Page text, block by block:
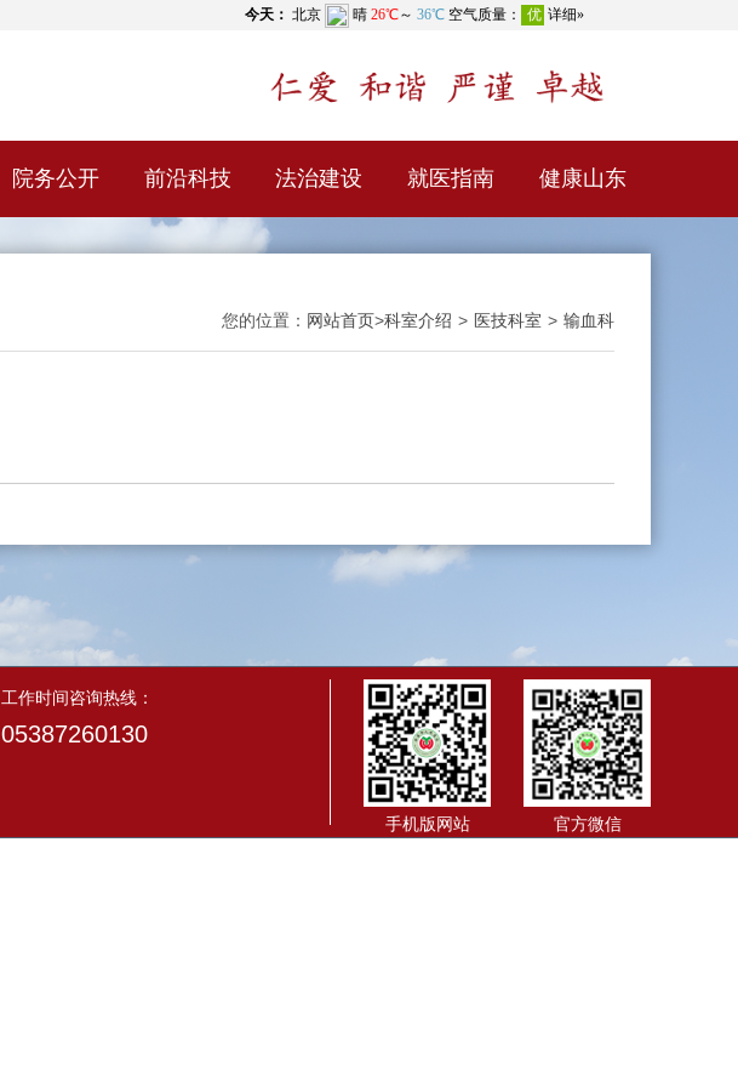
院务公开 前沿科技 法治建设 就医指南 健康山东
您的位置： 网站首页>科室介绍 > 医技科室 > 输血科
工作时间咨询热线：
05387260130
官方微信
手机版网站